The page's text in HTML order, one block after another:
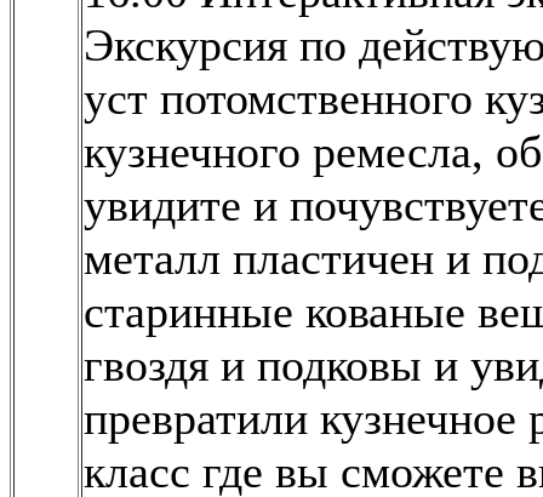
Экскурсия по
уст потомственного
кузнечного ремесла,
увидите и
металл пластичен и
старинные кованые
гвоздя и подковы и
превратили
класс где вы сможете